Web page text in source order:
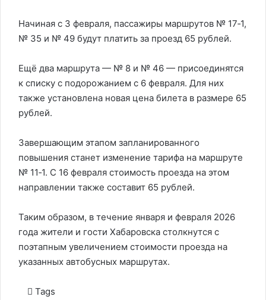
Начиная с 3 февраля, пассажиры маршрутов № 17‑1,
№ 35 и № 49 будут платить за проезд 65 рублей.
Ещё два маршрута — № 8 и № 46 — присоединятся
к списку с подорожанием с 6 февраля. Для них
также установлена новая цена билета в размере 65
рублей.
Завершающим этапом запланированного
повышения станет изменение тарифа на маршруте
№ 11‑1. С 16 февраля стоимость проезда на этом
направлении также составит 65 рублей.
Таким образом, в течение января и февраля 2026
года жители и гости Хабаровска столкнутся с
поэтапным увеличением стоимости проезда на
указанных автобусных маршрутах.
Tags